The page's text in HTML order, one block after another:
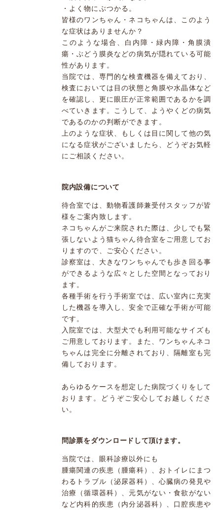
・よく物にぶつかる。
皆様のワンちゃん・ネコちゃんは、このよう
な症状はありませんか？
このような場合、白内障・緑内障・角膜潰
瘍・ぶどう膜炎などの病気が隠れている可能
性があります。
当院では、専門的な検査機器を備えており、
検査においては目の状態と角膜や水晶体など
を確認し、更に眼圧が正常範囲であるかを調
べていきます。こうして、ようやくどの病気
であるのかの判断ができます。
上のような症状、もしくは目に関して他の気
になる症状がございましたら、どうぞお気軽
にご相談ください。
院内設備について
待合室では、動物看護師兼受付スタッフが皆
様をご案内致します。
ネコちゃんがご来院された際は、少しでも緊
張しないよう猫ちゃん待合室をご用意してお
りますので、ご安心ください。
診察室は、大きなワンちゃんでも歩き回る事
ができるような広々とした空間となっており
ます。
各種手術を行う手術室では、広い室内に充実
した機器を導入し、安全で正確な手術が可能
です。
入院室では、大型犬でも利用可能なサイズも
ご用意しております。また、ワンちゃんネコ
ちゃんは完全に分離されており、隔離室も完
備しております。
あらゆるケースを想定した病院づくりをして
おります。どうぞご安心してお越しくださ
い。
問診票をダウンロードして頂けます。
当院では、眼科診療以外にも
腫瘍関連の疾患（腫瘍科）、おトイレにまつ
わるトラブル（泌尿器科）、心臓病の発見や
治療（循環器科）、元気がない・食欲がない
など内科的疾患（内分泌器科）、口腔疾患や